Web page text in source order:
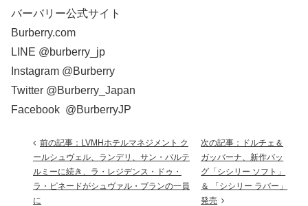
バーバリー公式サイト
Burberry.com
LINE @burberry_jp
Instagram @Burberry
Twitter @Burberry_Japan
Facebook @BurberryJP
前の記事：LVMHホテルマネジメント ク
ールシュヴェル、ランデリ、サン・バルテ
ルミーに続き、ラ・レジデンス・ドゥ・
ラ・ピネードがシュヴァル・ブランの一員
に
次の記事：ドルチェ＆
ガッバーナ、新作バッ
グ「シシリー ソフト」
＆ 「シシリー ラバー」
発売